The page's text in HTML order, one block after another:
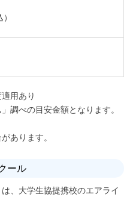
用あり
調べの目安金額となります。
あります。
ール
、大学生協提携校のエアライ